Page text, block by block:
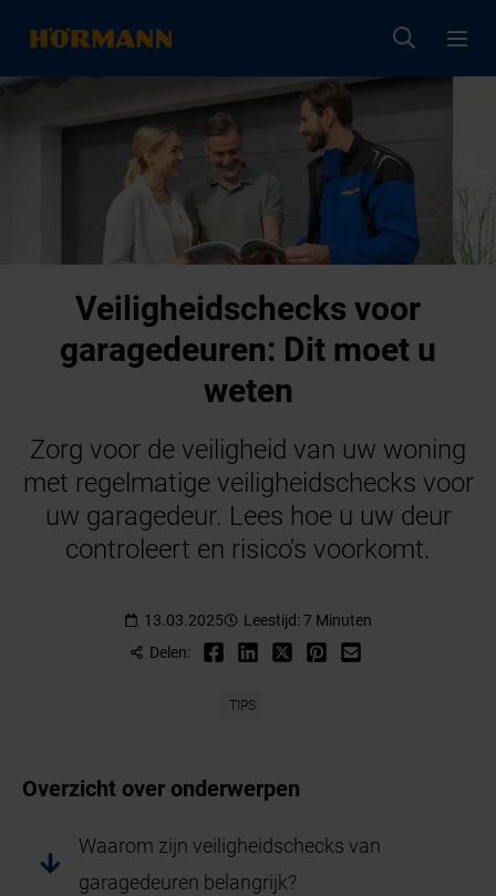
Veiligheidschecks voor
garagedeuren: Dit moet u
weten
Zorg voor de veiligheid van uw woning
met regelmatige veiligheidschecks voor
uw garagedeur. Lees hoe u uw deur
controleert en risico's voorkomt.
13.03.2025
Leestijd: 7 Minuten
Delen:
TIPS
Overzicht over onderwerpen
Waarom zijn veiligheidschecks van
garagedeuren belangrijk?